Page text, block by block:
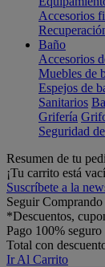
Accesorios
Baño
Accesorios
Muebles de
Espejos de
Sanitarios
Grifería
Seguridad
Resumen de tu
¡Tu carrito está
Suscríbete a la
Seguir Comprando
*Descuentos,
Pago 100% seguro
Total con
Ir Al Carrito